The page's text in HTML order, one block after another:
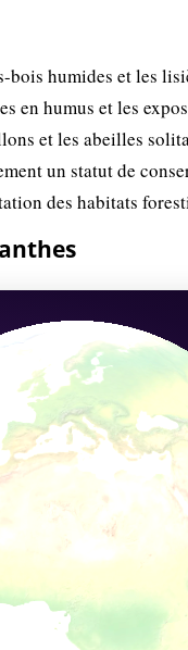
humides et les
en humus et les
et les abeilles
un statut de
des habitats